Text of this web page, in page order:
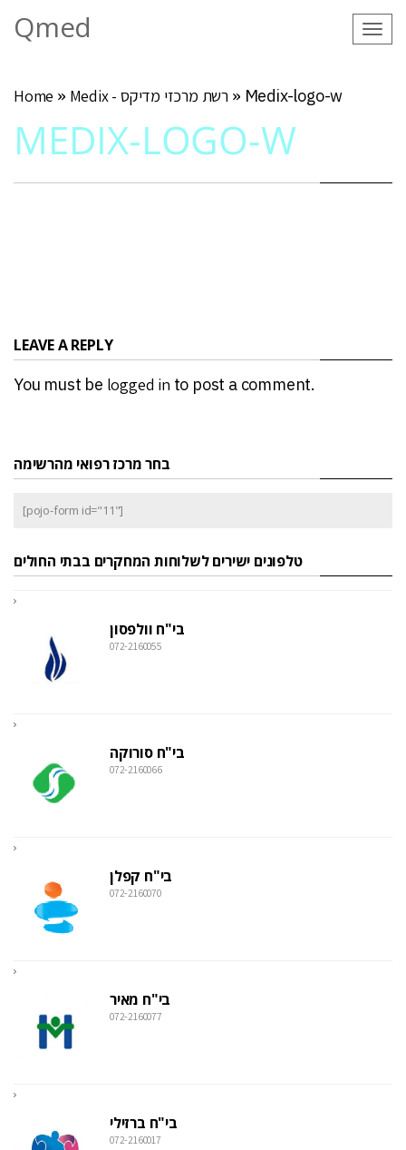
Qmed
Home » Medix - רשת מרכזי מדיקס » Medix-logo-w
MEDIX-LOGO-W
LEAVE A REPLY
You must be logged in to post a comment.
בחר מרכז רפואי מהרשימה
[pojo-form id="11"]
טלפונים ישירים לשלוחות המחקרים בבתי החולים
בי"ח וולפסון
072-2160055
בי"ח סורוקה
072-2160066
בי"ח קפלן
072-2160070
בי"ח מאיר
072-2160077
בי"ח ברזילי
072-2160017